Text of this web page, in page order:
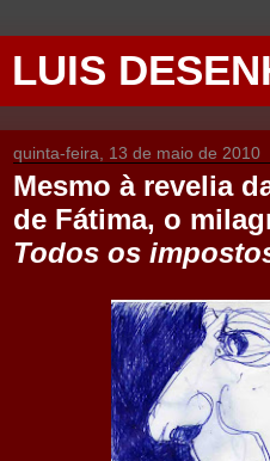
LUIS
quinta-feira, 13 de maio de 2010
Mesmo à revelia
de Fátima, o
Todos os